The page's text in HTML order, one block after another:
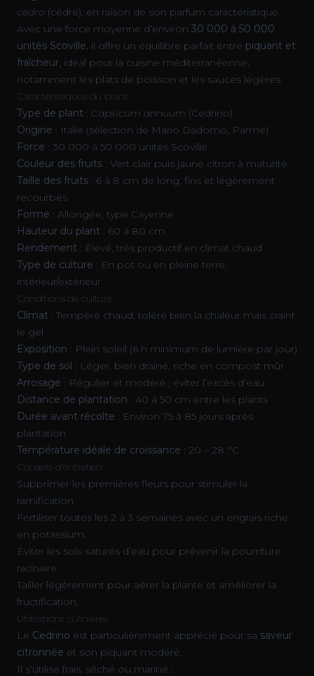
cedro (cédre), en raison de son parfum caractéristique.
Avec une force moyenne d’environ 30 000 à 50 000
unités Scoville, il offre un équilibre parfait entre piquant et
fraîcheur, idéal pour la cuisine méditerranéenne,
notamment les plats de poisson et les sauces légères.
Caractéristiques du plant
Type de plant : Capsicum annuum (Cedrino)
Origine : Italie (sélection de Mario Dadomo, Parme)
Force : 30 000 à 50 000 unités Scoville
Couleur des fruits : Vert clair puis jaune citron à maturité
Taille des fruits : 6 à 8 cm de long, fins et légèrement
recourbés
Forme : Allongée, type Cayenne
Hauteur du plant : 60 à 80 cm
Rendement : Élevé, très productif en climat chaud
Type de culture : En pot ou en pleine terre,
intérieur/extérieur
Conditions de culture
Climat : Tempéré chaud, tolère bien la chaleur mais craint
le gel
Exposition : Plein soleil (6 h minimum de lumière par jour)
Type de sol : Léger, bien drainé, riche en compost mûr
Arrosage : Régulier et modéré ; éviter l’excès d’eau
Distance de plantation : 40 à 50 cm entre les plants
Durée avant récolte : Environ 75 à 85 jours après
plantation
Température idéale de croissance : 20 – 28 °C
Conseils d'entretien
Supprimer les premières fleurs pour stimuler la
ramification.
Fertiliser toutes les 2 à 3 semaines avec un engrais riche
en potassium.
Éviter les sols saturés d’eau pour prévenir la pourriture
racinaire.
Tailler légèrement pour aérer la plante et améliorer la
fructification.
Utilisations culinaires
Le Cedrino est particulièrement apprécié pour sa saveur
citronnée et son piquant modéré.
Il s’utilise frais, séché ou mariné :